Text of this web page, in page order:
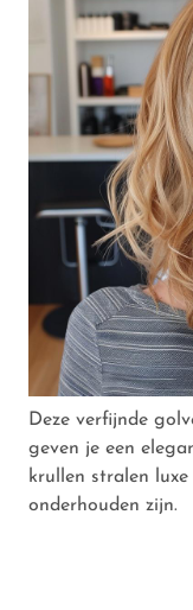
Deze verfijnde
geven je een
krullen stralen
onderhouden zijn.